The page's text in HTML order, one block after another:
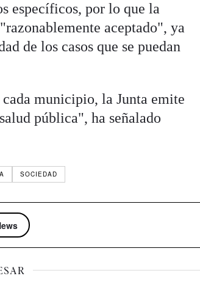
específicos, por lo que la
aceptado", ya
de los casos que se puedan
municipio, la Junta emite
pública", ha señalado
SOCIEDAD